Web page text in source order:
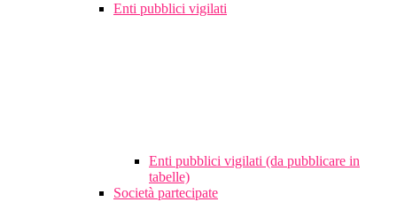
Enti pubblici vigilati
Enti pubblici vigilati (da pubblicare in
tabelle)
Società partecipate